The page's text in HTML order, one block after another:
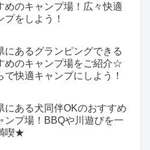
めのキャンプ場！広々快適
プをしよう！
にあるグランピングできる
めのキャンプ場をご紹介☆
で快適キャンプにしよう！
にある犬同伴OKのおすすめ
ンプ場！BBQや川遊びを一
喫★